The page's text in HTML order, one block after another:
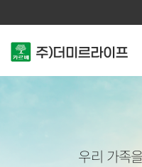
우리 가족